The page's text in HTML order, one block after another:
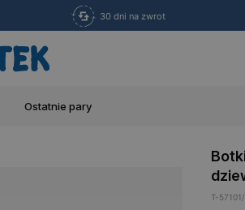
30 dni na zwrot
Ostatnie pary
T-